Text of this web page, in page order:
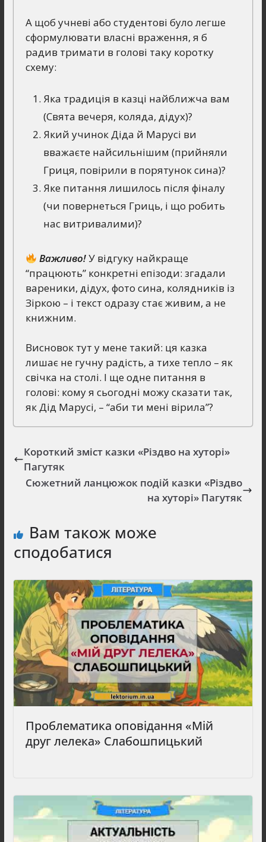
А щоб учневі або студентові було легше
сформулювати власні враження, я б
радив тримати в голові таку коротку
схему:
Яка традиція в казці найближча вам
(Свята вечеря, коляда, дідух)?
Який учинок Діда й Марусі ви
вважаєте найсильнішим (прийняли
Гриця, повірили в порятунок сина)?
Яке питання лишилось після фіналу
(чи повернеться Гриць, і що робить
нас витривалими)?
Важливо!У відгуку найкраще
“працюють” конкретні епізоди: згадали
вареники, дідух, фото сина, колядників із
Зіркою – і текст одразу стає живим, а не
книжним.
Висновок тут у мене такий: ця казка
лишає не гучну радість, а тихе тепло – як
свічка на столі. І ще одне питання в
голові: кому я сьогодні можу сказати так,
як Дід Марусі, – “аби ти мені вірила”?
Короткий зміст казки «Різдво на хуторі»
Пагутяк
Сюжетний ланцюжок подій казки «Різдво
на хуторі» Пагутяк
Вам також може
сподобатися
Проблематика оповідання «Мій
друг лелека» Слабошпицький